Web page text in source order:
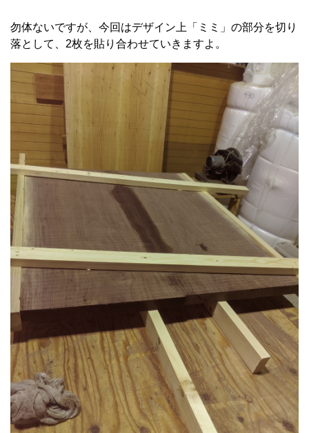
勿体ないですが、今回はデザイン上「ミミ」の部分を切り
落として、2枚を貼り合わせていきますよ。